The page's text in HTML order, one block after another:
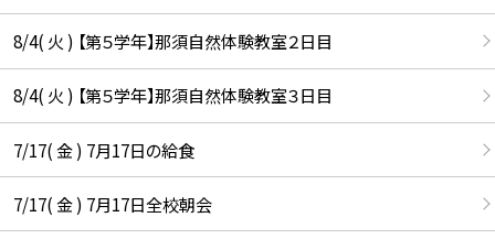
8/4( 火 ) 【第５学年】那須自然体験教室２日目
8/4( 火 ) 【第５学年】那須自然体験教室３日目
7/17( 金 ) 7月17日の給食
7/17( 金 ) 7月17日全校朝会